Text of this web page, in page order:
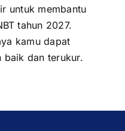
untuk membantu
tahun 2027.
kamu dapat
baik dan terukur.